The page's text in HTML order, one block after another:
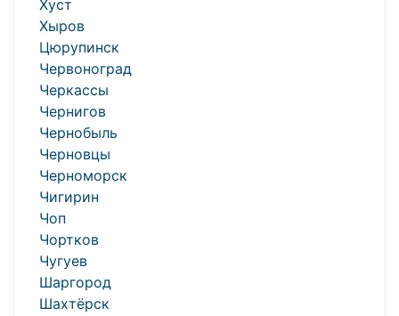
Хуст
Хыров
Цюрупинск
Червоноград
Черкассы
Чернигов
Чернобыль
Черновцы
Черноморск
Чигирин
Чоп
Чортков
Чугуев
Шаргород
Шахтёрск